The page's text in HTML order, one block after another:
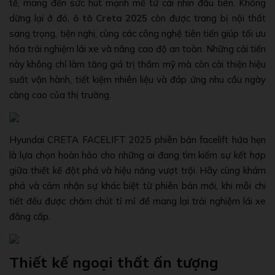
tế, mang đến sức hút mạnh mẽ từ cái nhìn đầu tiên. Không
dừng lại ở đó, ô tô Creta 2025 còn được trang bị nội thất
sang trọng, tiện nghi, cùng các công nghệ tiên tiến giúp tối ưu
hóa trải nghiệm lái xe và nâng cao độ an toàn. Những cải tiến
này không chỉ làm tăng giá trị thẩm mỹ mà còn cải thiện hiệu
suất vận hành, tiết kiệm nhiên liệu và đáp ứng nhu cầu ngày
càng cao của thị trường.
Hyundai CRETA FACELIFT 2025 phiên bản facelift hứa hẹn
là lựa chọn hoàn hảo cho những ai đang tìm kiếm sự kết hợp
giữa thiết kế đột phá và hiệu năng vượt trội. Hãy cùng khám
phá và cảm nhận sự khác biệt từ phiên bản mới, khi mỗi chi
tiết đều được chăm chút tỉ mỉ để mang lại trải nghiệm lái xe
đẳng cấp.
Thiết kế ngoại thất ấn tượng